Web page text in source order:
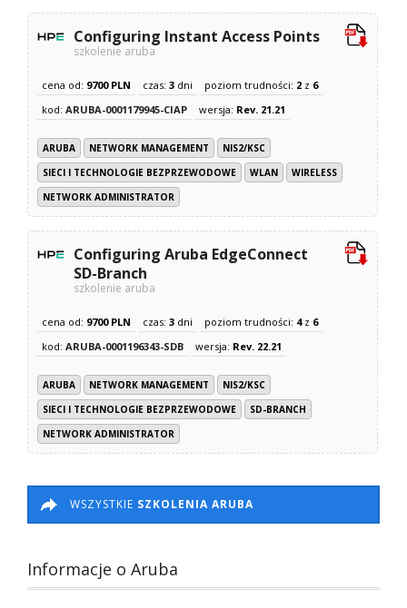
Configuring Instant Access Points
szkolenie aruba
cena od: 9700 PLN czas:3 dni poziom trudności: 2 z 6
kod:ARUBA-0001179945-CIAP wersja: Rev. 21.21
ARUBA NETWORK MANAGEMENT
NIS2/KSC
SIECI I TECHNOLOGIE BEZPRZEWODOWE
WLAN
WIRELESS
NETWORK ADMINISTRATOR
Configuring Aruba EdgeConnect
SD-Branch
szkolenie aruba
cena od: 9700 PLN czas:3 dni poziom trudności: 4z 6
kod:ARUBA-0001196343-SDB wersja: Rev. 22.21
ARUBA NETWORK MANAGEMENT
NIS2/KSC
SIECI I TECHNOLOGIE BEZPRZEWODOWE
SD-BRANCH
NETWORK ADMINISTRATOR
WSZYSTKIE SZKOLENIA ARUBA
Informacje o Aruba